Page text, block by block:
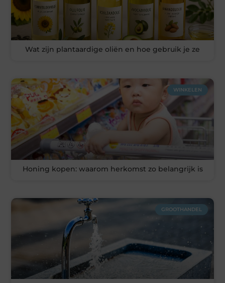
Wat zijn plantaardige oliën en hoe gebruik je ze
WINKELEN
Honing kopen: waarom herkomst zo belangrijk is
GROOTHANDEL